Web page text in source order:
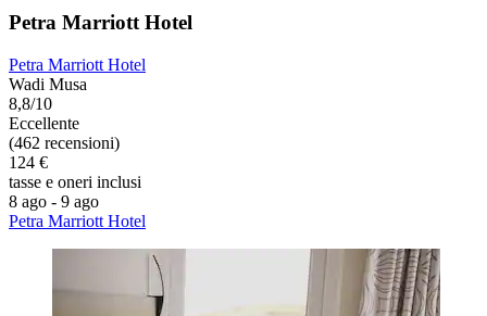
Petra Marriott Hotel
Petra Marriott Hotel
Wadi Musa
8,8/10
Eccellente
(462 recensioni)
124 €
tasse e oneri inclusi
8 ago - 9 ago
Petra Marriott Hotel